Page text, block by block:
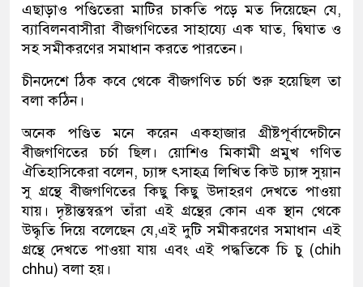
এছাড়াও পণ্ডিতেরা মাটির চাকতি পড়ে মত দিয়েছেন যে,
ব্যাবিলনবাসীরা বীজগণিতের সাহায্যে এক ঘাত, দ্বিঘাত ও
সহ সমীকরণের সমাধান করতে পারতেন।
চীনদেশে ঠিক কবে থেকে বীজগণিত চর্চা শুরু হয়েছিল তা
বলা কঠিন।
অনেক পণ্ডিত মনে করেন একহাজার গ্রীষ্টপূর্বাব্দেচীনে
বীজগণিতের চর্চা ছিল। য়োশিও মিকামী প্রমুখ গণিত
ঐতিহাসিকেরা বলেন, চ্যাঙ্গ ৎসাহ্ত্র লিখিত কিউ চ্যাঙ্গ সুয়ান
সু গ্রন্থে বীজগণিতের কিছু কিছু উদাহরণ দেখতে পাওয়া
যায়। দৃষ্টান্তস্বরূপ তাঁরা এই গ্রন্থের কোন এক স্থান থেকে
উদ্ধৃতি দিয়ে বলেছেন যে,এই দুটি সমীকরণের সমাধান এই
গ্রন্থে দেখতে পাওয়া যায় এবং এই পদ্ধতিকে চি চু (chih
chhu) বলা হয়।